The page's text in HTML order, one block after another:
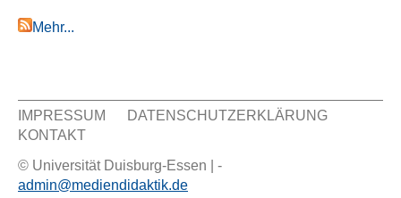
Mehr...
Sekundär Menü
IMPRESSUM
DATENSCHUTZERKLÄRUNG
KONTAKT
© Universität Duisburg-Essen | -
admin@mediendidaktik.de